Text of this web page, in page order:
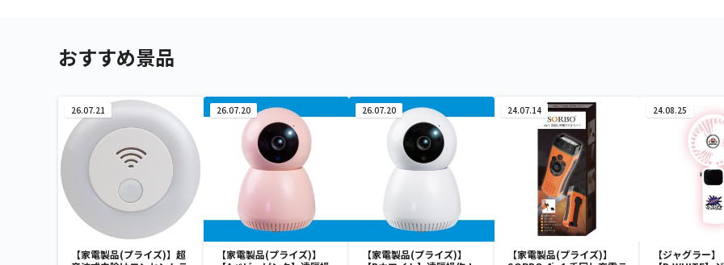
おすすめ景品
26.07.21
【家電製品(プライズ)】超
26.07.20
【家電製品(プライズ)】
26.07.20
【家電製品(プライズ)】
24.07.14
【家電製品(プライズ)】
24.08.25
【ジャグラー】